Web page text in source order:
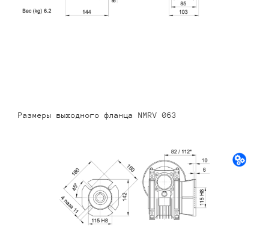
Размеры выходного фланца NMRV 063